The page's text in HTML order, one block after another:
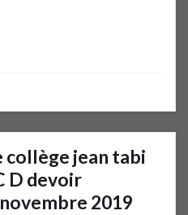
collège jean tabi
D devoir
2019